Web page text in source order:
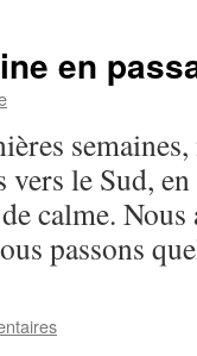
en
le Sud,
calme.
passons